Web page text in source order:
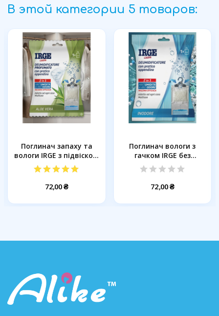
В этой категории 5 товаров:
Поглинач запаху та
вологи IRGE з підвіскою
Алоє...
72,00 ₴
Поглинач вологи з
гачком IRGE без
аромату, 500...
72,00 ₴